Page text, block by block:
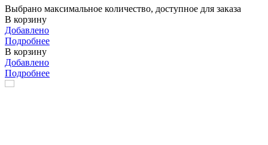
Выбрано максимальное количество, доступное для заказа
В корзину
Добавлено
Подробнее
В корзину
Добавлено
Подробнее